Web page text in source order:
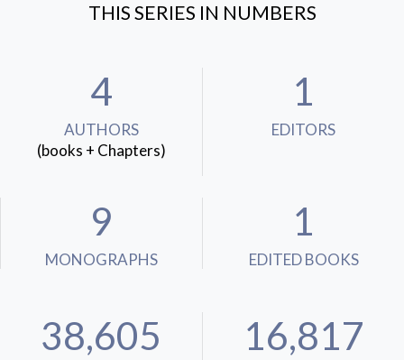
THIS SERIES IN NUMBERS
4
AUTHORS
(books + Chapters)
1
EDITORS
9
MONOGRAPHS
1
EDITED BOOKS
38,605 16,817